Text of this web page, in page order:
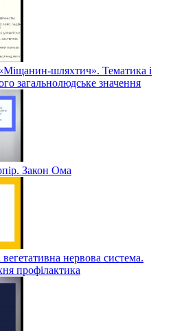
шляхтич». Тематика і
загальнолюдське значення
Закон Ома
нервова система.
профілактика